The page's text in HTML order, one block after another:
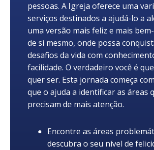
pessoas. A Igreja oferece uma
serviços destinados a ajudá-lo a
uma versão mais feliz e mais
de si mesmo, onde possa
desafios da vida com
facilidade. O verdadeiro você é
quer ser. Esta jornada começa
que o ajuda a identificar as áreas
precisam de mais atenção.
Encontre as áreas
descubra o seu nível de